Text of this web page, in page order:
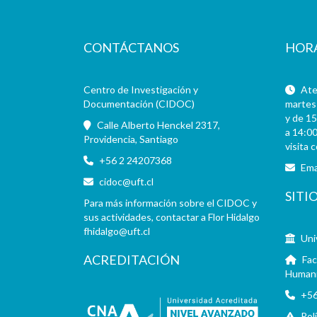
CONTÁCTANOS
Centro de Investigación y
Documentación (CIDOC)
Calle Alberto Henckel 2317,
Providencia, Santiago
+56 2 24207368
cidoc@uft.cl
Para más información sobre el CIDOC y
sus actividades, contactar a Flor Hidalgo
fhidalgo@uft.cl
ACREDITACIÓN
y de
a
visita